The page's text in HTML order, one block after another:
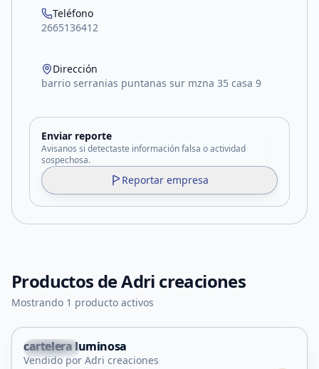
Teléfono
2665136412
Dirección
barrio serranias puntanas sur mzna 35 casa 9
Enviar reporte
Avisanos si detectaste información falsa o actividad
sospechosa.
Reportar empresa
Productos deAdri creaciones
Mostrando 1 producto activos
Capital
cartelera luminosa
Vendido por Adri creaciones